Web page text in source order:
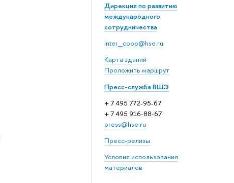
Дирекция по развитию
международного
сотрудничества
inter_coop@hse.ru
Карта зданий
Проложить маршрут
Пресс-служба ВШЭ
+ 7 495 772-95-67
+ 7 495 916-88-67
press@hse.ru
Пресс-релизы
Условия использования
материалов